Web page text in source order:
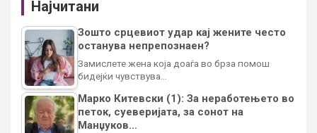
Најчитани
Зошто срцевиот удар кај жените често
останува непрепознаен?
Замислете жена која доаѓа во брза помош
бидејќи чувствува…
Марко Китевски (1): За неработењето во
петок, суеверијата, за сонот на
Манџуков…